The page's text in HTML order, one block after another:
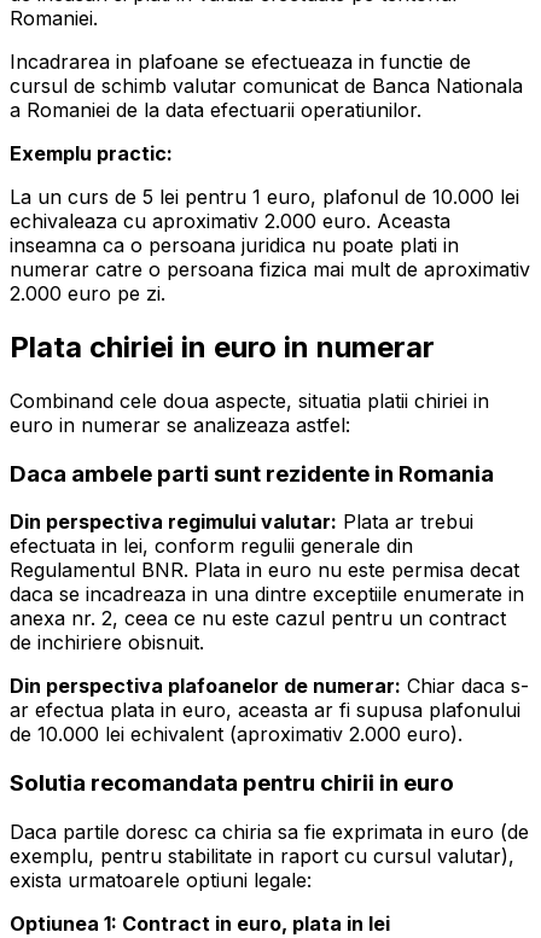
Romaniei.
Incadrarea in plafoane se efectueaza in functie de
cursul de schimb valutar comunicat de Banca Nationala
a Romaniei de la data efectuarii operatiunilor.
Exemplu practic:
La un curs de 5 lei pentru 1 euro, plafonul de 10.000 lei
echivaleaza cu aproximativ 2.000 euro. Aceasta
inseamna ca o persoana juridica nu poate plati in
numerar catre o persoana fizica mai mult de aproximativ
2.000 euro pe zi.
Plata chiriei in euro in numerar
Combinand cele doua aspecte, situatia platii chiriei in
euro in numerar se analizeaza astfel:
Daca ambele parti sunt rezidente in Romania
Din perspectiva regimului valutar: Plata ar trebui
efectuata in lei, conform regulii generale din
Regulamentul BNR. Plata in euro nu este permisa decat
daca se incadreaza in una dintre exceptiile enumerate in
anexa nr. 2, ceea ce nu este cazul pentru un contract
de inchiriere obisnuit.
Din perspectiva plafoanelor de numerar: Chiar daca s-
ar efectua plata in euro, aceasta ar fi supusa plafonului
de 10.000 lei echivalent (aproximativ 2.000 euro).
Solutia recomandata pentru chirii in euro
Daca partile doresc ca chiria sa fie exprimata in euro (de
exemplu, pentru stabilitate in raport cu cursul valutar),
exista urmatoarele optiuni legale:
Optiunea 1: Contract in euro, plata in lei